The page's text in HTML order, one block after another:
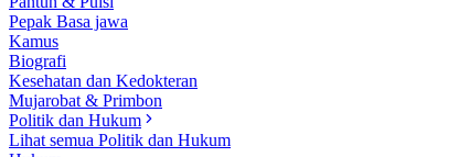
Pepak Basa jawa
Kamus
Biografi
Kesehatan dan Kedokteran
Mujarobat & Primbon
Politik dan Hukum
Lihat semua Politik dan Hukum